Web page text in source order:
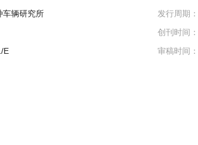
车辆研究所
E
发行周期：
创刊时间：
审稿时间：